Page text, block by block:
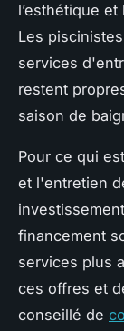
l’esthétique
Les
services
restent
saison de
Pour ce qui
et l'entretien
financement
services plus
ces offres et
conseillé de